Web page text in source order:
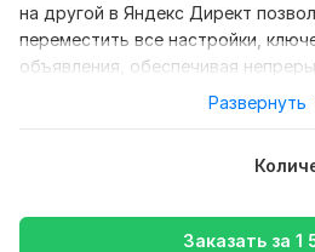
на другой в Яндекс Директ
переместить все настройки,
объявления, обеспечивая
экспорт всех данных и их импорт
эффективность рекламы. После
Развернуть
Заказать за 1